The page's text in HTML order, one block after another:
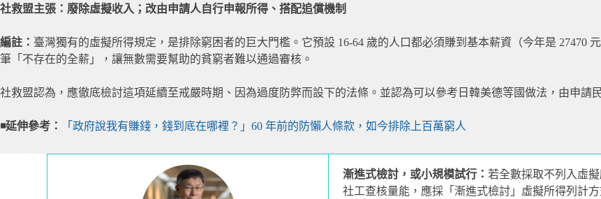
社救盟主張：廢除虛擬收入；改由申請人自行申報所得、搭配追償機制
編註： 臺灣獨有的虛擬所得規定，是排除窮困者的巨大門檻。它預設 16-64 歲的人口都必須賺到基本薪資（今年是 27470
筆「不存在的全薪」，讓無數需要幫助的貧窮者難以通過審核。
社救盟認為，應徹底檢討這項延續至戒嚴時期、因為過度防弊而設下的法條。並認為可以參考日韓美德等國做法，由申請
◾延伸參考： 「政府說我有賺錢，錢到底在哪裡？」60 年前的防懶人條款，如今排除上百萬窮人
漸進式檢討，或小規模試行：若全數採取不列入虛
社工查核量能，應採「漸進式檢討」虛擬所得列計